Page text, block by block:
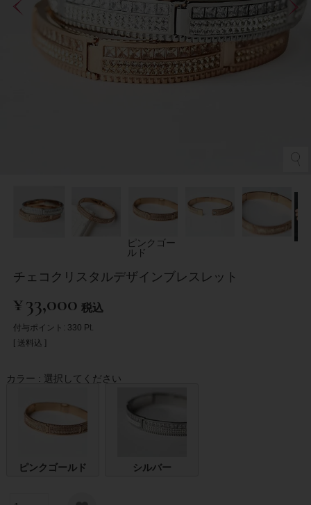
ピンクゴー
ルド
チェコクリスタルデザインブレスレット
¥33,000 税込
付与ポイント: 330 Pt.
送料込
カラー 選択してください
ピンクゴールド シルバー